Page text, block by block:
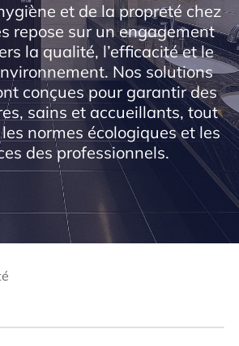
et de la propreté chez
repose sur un engagement
la qualité, l’efficacité et le
Nos solutions
conçues pour garantir des
sains et accueillants, tout
normes écologiques et les
des professionnels.